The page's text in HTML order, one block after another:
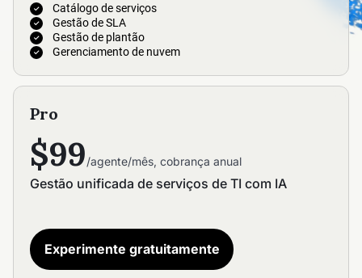
Catálogo de serviços
Gestão de SLA
Gestão de plantão
Gerenciamento de nuvem
$99/agente/mês, cobrança anual
Gestão unificada de serviços de TI com IA
Pro
Experimente gratuitamente